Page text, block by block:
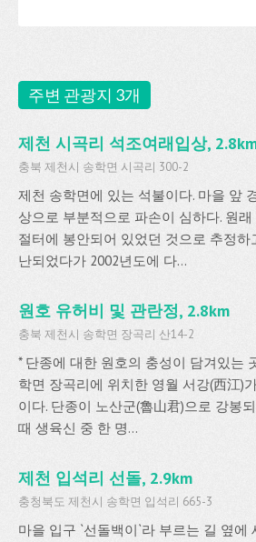
주변 관광지 3개
제천 시곡리 석조여래입상,
충북 제천시 송학면 시곡리 300-2
제천 송학면에 있는 석불이다. 마을 앞
상으로 부분적으로 파손이 심하다. 원
절터에 봉안되어 있었던 것으로 추정하
난되었다가 2002년도에 다...
원호 유허비 및 관란정, 2.8km
충북 제천시 송학면 장곡리 산14-2
* 단종에 대한 원호의 충성이 담겨있는
학면 장곡리에 위치한 영월 서강(西江)
이다. 단종이 노산군(魯山君)으로 강봉
때 생육신 중 한 명...
제천 입석리 선돌, 2.9km
충청북도 제천시 송학면 입석리 665-3
마을 입구 `선돌백이`라 부르는 길 옆에